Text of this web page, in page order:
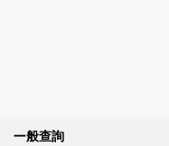
一般查詢